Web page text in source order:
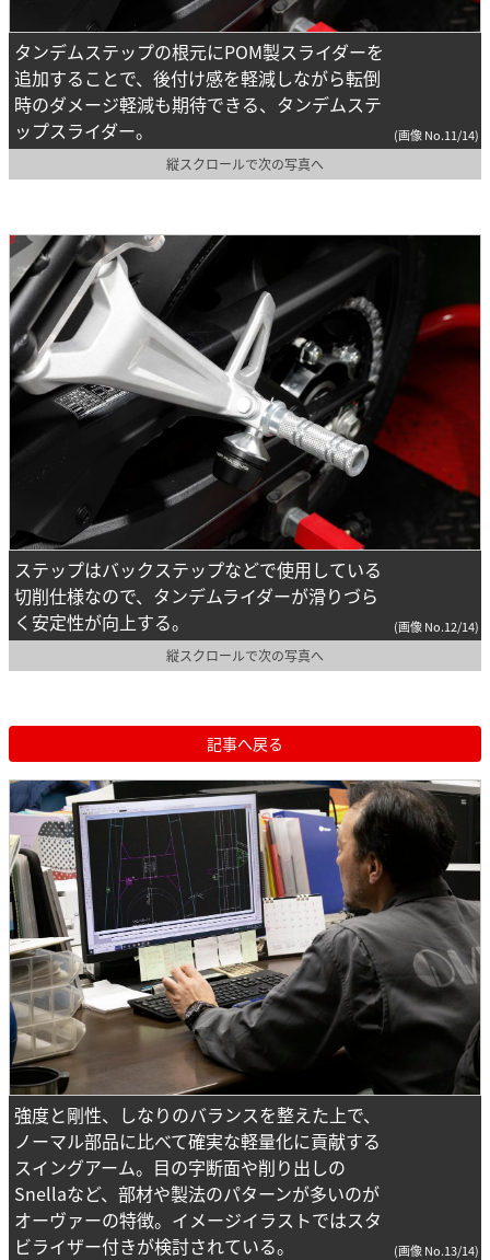
タンデムステップの根元にPOM製スライダーを
追加することで、後付け感を軽減しながら転倒
時のダメージ軽減も期待できる、タンデムステ
ップスライダー。
(画像 No.11/14)
縦スクロールで次の写真へ
ステップはバックステップなどで使用している
切削仕様なので、タンデムライダーが滑りづら
く安定性が向上する。
(画像 No.12/14)
縦スクロールで次の写真へ
記事へ戻る
強度と剛性、しなりのバランスを整えた上で、
ノーマル部品に比べて確実な軽量化に貢献する
スイングアーム。目の字断面や削り出しの
Snellaなど、部材や製法のパターンが多いのが
オーヴァーの特徴。イメージイラストではスタ
ビライザー付きが検討されている。
(画像 No.13/14)